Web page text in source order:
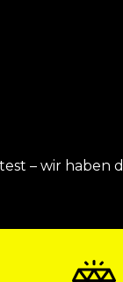
– wir haben